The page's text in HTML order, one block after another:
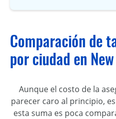
Comparación de
por ciudad en
Aunque el costo de la
parecer caro al principio,
esta suma es poca